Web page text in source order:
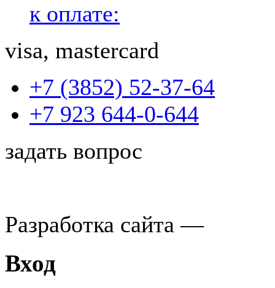
к оплате:
visa, mastercard
+7 (3852) 52-37-64
+7 923 644-0-644
задать вопрос
Разработка сайта —
Вход